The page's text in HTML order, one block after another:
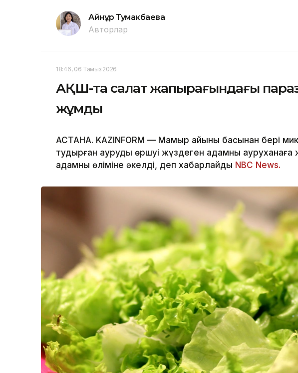
Айнұр Тумакбаева
Авторлар
18:46, 06 Тамыз 2026
АҚШ-та салат жапырағындағы
жұмды
АСТАНА. KAZINFORM — Мамыр айының басынан бері
тудырған аурудың өршуі жүздеген адамның
адамның өліміне әкелді, деп хабарлайды NBC News.